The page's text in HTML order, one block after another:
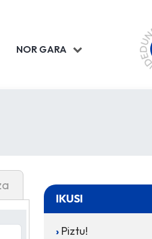
NOR GARA
IKUSI
Piztu!